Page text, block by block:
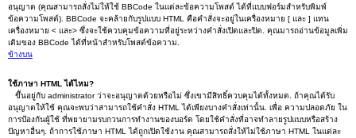
อนุญาต (คุณสามารถสั่งไม่ให้ใช้ BBCode ในแต่ละข้อความโพสต์ ได้ที่แบบฟอร์มสำหรับพิมพ์
ข้อความโพสต์). BBCode จะคล้ายกับรูปแบบ HTML คือคำสั่งจะอยู่ในเครื่องหมาย [ และ ] แทน
เครื่องหมาย < และ> ซึ่งจะใช้ควบคุมข้อความที่อยู่ระหว่างคำสั่งเปิดและปิด. คุณมารถอ่านข้อมูลเพิ่ม
เติมของ BBCode ได้ที่หน้าสำหรับโพสต์ข้อความ.
ข้างบน
ใช้ภาษา HTML ได้ไหม?
ขึ้นอยู่กับ administrator ว่าจะอนุญาตด้วยหรือไม่ ซึ่งเขามีสิทธิ์ควบคุมได้ทั้งหมด. ถ้าคุณได้รับ
อนุญาตให้ใช้ คุณจะพบว่าสามารถใช้คำสั่ง HTML ได้เพียงบางคำสั่งเท่านั้น. เพื่อ ความปลอดภัย ใน
การป้องกันผู้ใช้ ที่พยายามรบกวนการทำงานของบอร์ด โดยใช้คำสั่งที่อาจทำลายรูปแบบหรือสร้าง
ปัญหาอื่นๆ. ถ้าการใช้ภาษา HTML ได้ถูกเปิดใช้งาน คุณสามารถสั่งให้ไม่ใช้ภาษา HTML ในแต่ละ